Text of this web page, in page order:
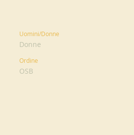
Uomini/Donne
Donne
Ordine
OSB